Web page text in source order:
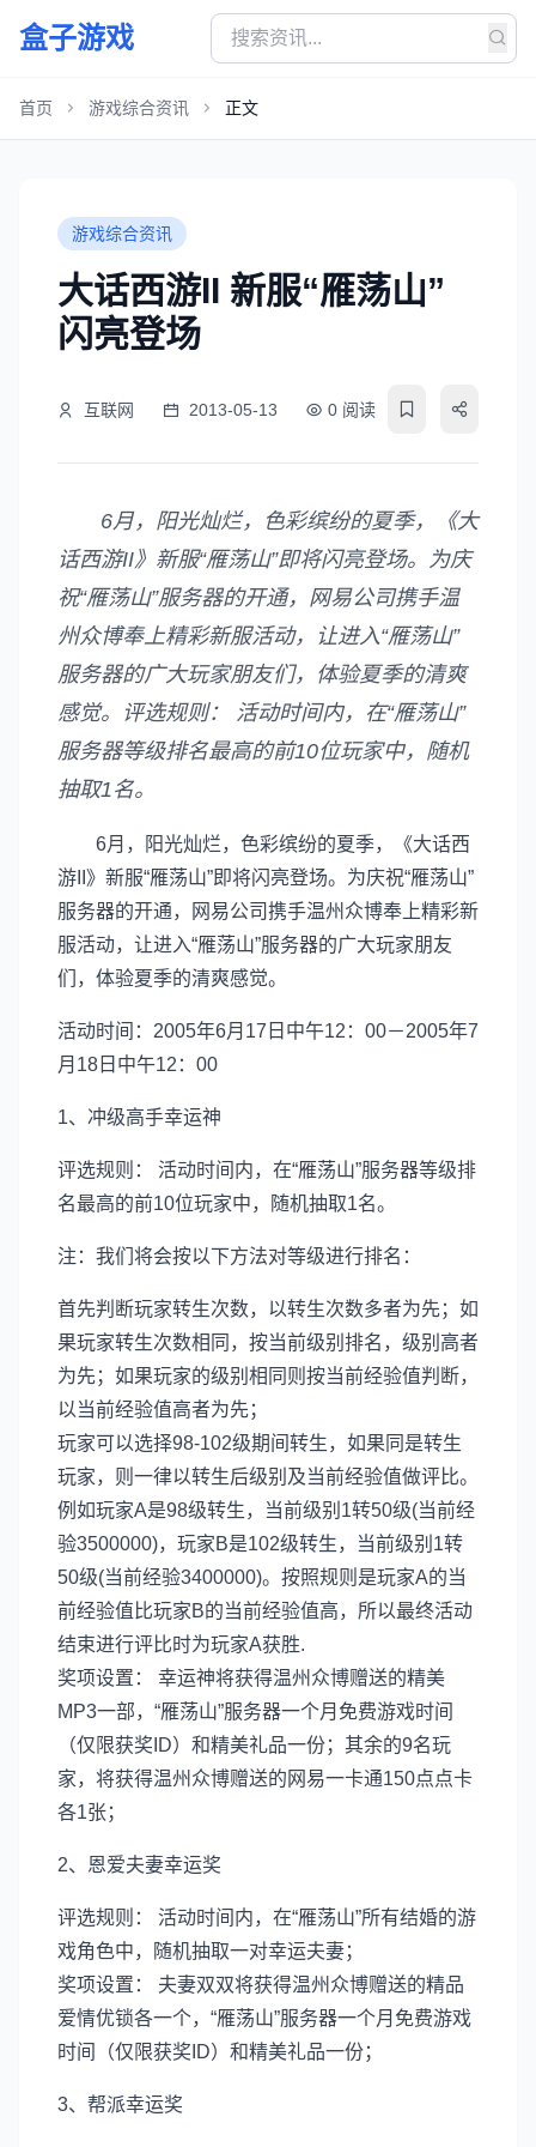
盒子游戏
首页 游戏综合资讯 正文
游戏综合资讯
大话西游II 新服“雁荡山”
闪亮登场
互联网 2013-05-13 0 阅读
6月，阳光灿烂，色彩缤纷的夏季，《大
话西游II》新服“雁荡山”即将闪亮登场。为庆
祝“雁荡山”服务器的开通，网易公司携手温
州众博奉上精彩新服活动，让进入“雁荡山”
服务器的广大玩家朋友们，体验夏季的清爽
感觉。评选规则： 活动时间内，在“雁荡山”
服务器等级排名最高的前10位玩家中，随机
抽取1名。
6月，阳光灿烂，色彩缤纷的夏季，《大话西
游II》新服“雁荡山”即将闪亮登场。为庆祝“雁荡山”
服务器的开通，网易公司携手温州众博奉上精彩新
服活动，让进入“雁荡山”服务器的广大玩家朋友
们，体验夏季的清爽感觉。
活动时间：2005年6月17日中午12：00－2005年7
月18日中午12：00
1、冲级高手幸运神
评选规则： 活动时间内，在“雁荡山”服务器等级排
名最高的前10位玩家中，随机抽取1名。
注：我们将会按以下方法对等级进行排名：
首先判断玩家转生次数，以转生次数多者为先；如
果玩家转生次数相同，按当前级别排名，级别高者
为先；如果玩家的级别相同则按当前经验值判断，
以当前经验值高者为先；
玩家可以选择98-102级期间转生，如果同是转生
玩家，则一律以转生后级别及当前经验值做评比。
例如玩家A是98级转生，当前级别1转50级(当前经
验3500000)，玩家B是102级转生，当前级别1转
50级(当前经验3400000)。按照规则是玩家A的当
前经验值比玩家B的当前经验值高，所以最终活动
结束进行评比时为玩家A获胜.
奖项设置： 幸运神将获得温州众博赠送的精美
MP3一部，“雁荡山”服务器一个月免费游戏时间
（仅限获奖ID）和精美礼品一份；其余的9名玩
家，将获得温州众博赠送的网易一卡通150点点卡
各1张；
2、恩爱夫妻幸运奖
评选规则： 活动时间内，在“雁荡山”所有结婚的游
戏角色中，随机抽取一对幸运夫妻；
奖项设置： 夫妻双双将获得温州众博赠送的精品
爱情优锁各一个，“雁荡山”服务器一个月免费游戏
时间（仅限获奖ID）和精美礼品一份；
3、帮派幸运奖